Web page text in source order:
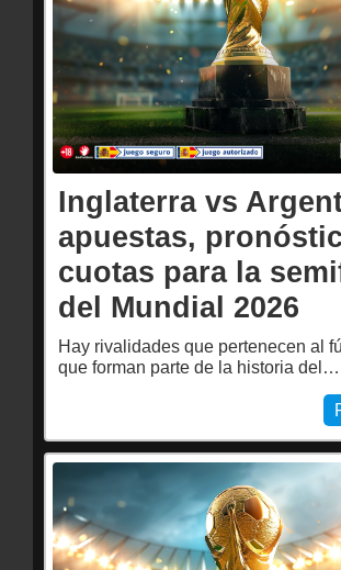
Inglaterra vs
apuestas,
cuotas para la
del Mundial 2026
Hay rivalidades que pertenecen al
que forman parte de la historia del…